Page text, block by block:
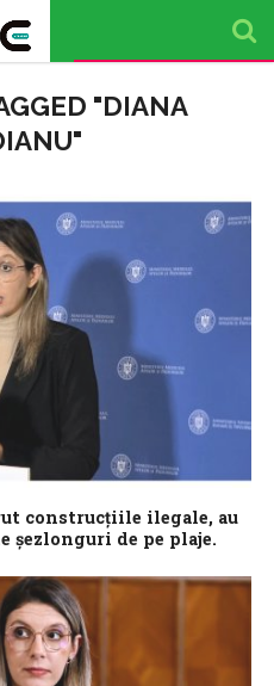
"DIANA
construcţiile ilegale, au
de pe plaje.
Buzoianu, a declarat, joi
pe plajele de pe litoral şi...